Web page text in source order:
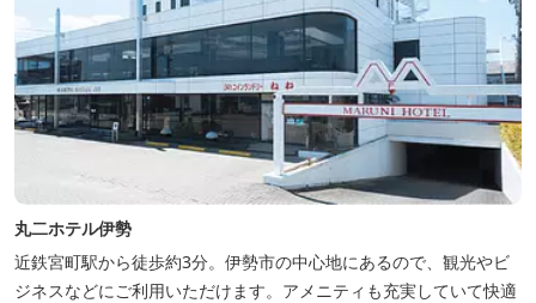
丸二ホテル伊勢
近鉄宮町駅から徒歩約3分。伊勢市の中心地にあるので、観光やビ
ジネスなどにご利用いただけます。アメニティも充実していて快適